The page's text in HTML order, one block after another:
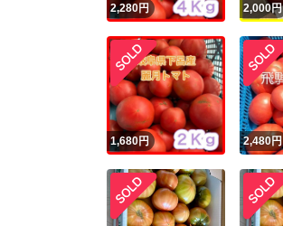
2,280円 2,000円
1,680円 2,480円